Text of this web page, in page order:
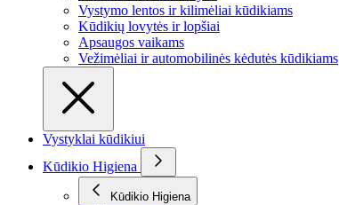
Vystymo lentos ir kilimėliai kūdikiams
Kūdikių lovytės ir lopšiai
Apsaugos vaikams
Vežimėliai ir automobilinės kėdutės kūdikiams
Vystyklai kūdikiui
Kūdikio Higiena
Kūdikio Higiena